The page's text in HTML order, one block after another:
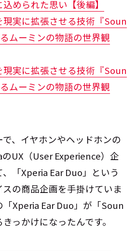
込められた思い【後編】
実に拡張させる技術『Soun
るムーミンの物語の世界観
実に拡張させる技術『Soun
るムーミンの物語の世界観
、イヤホンやヘッドホンの
UX（User Experience）企
「Xperia Ear Duo」という
スの商品企画を手掛けていま
「Xperia Ear Duo」が「Soun
っかけになったんです。